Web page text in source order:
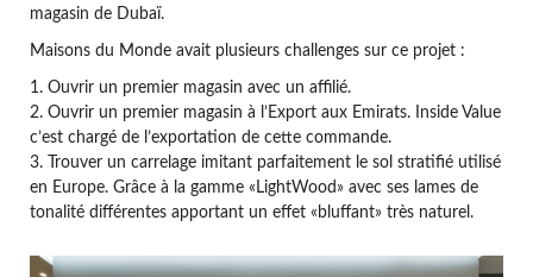
magasin de Dubaï.
Maisons du Monde avait plusieurs challenges sur ce projet :
1. Ouvrir un premier magasin avec un affilié.
2. Ouvrir un premier magasin à l’Export aux Emirats. Inside Value
c’est chargé de l’exportation de cette commande.
3. Trouver un carrelage imitant parfaitement le sol stratifié utilisé
en Europe. Grâce à la gamme «LightWood» avec ses lames de
tonalité différentes apportant un effet «bluffant» très naturel.